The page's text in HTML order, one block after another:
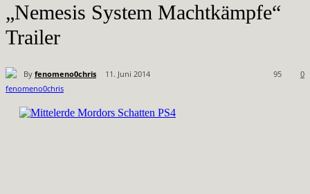
„Nemesis System Machtkämpfe“
Trailer
By fenomeno0chris 11. Juni 2014 0
95